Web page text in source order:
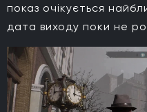
показ очікується
дата виходу поки не